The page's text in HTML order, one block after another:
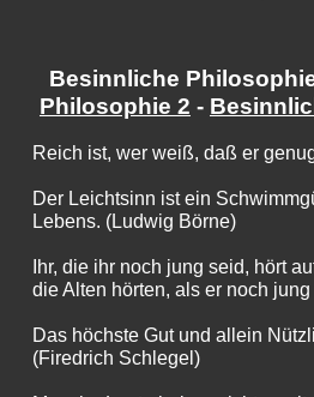
Besinnliche
Philosophie 2 -
Reich ist, wer weiß, daß er
Der Leichtsinn ist ein
Lebens. (Ludwig Börne)
Ihr, die ihr noch jung seid, hört
die Alten hörten, als er noch
Das höchste Gut und allein
(Firedrich Schlegel)